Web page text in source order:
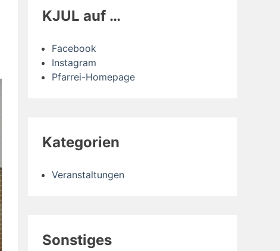
KJUL auf …
Facebook
Instagram
Pfarrei-Homepage
Kategorien
Veranstaltungen
Sonstiges